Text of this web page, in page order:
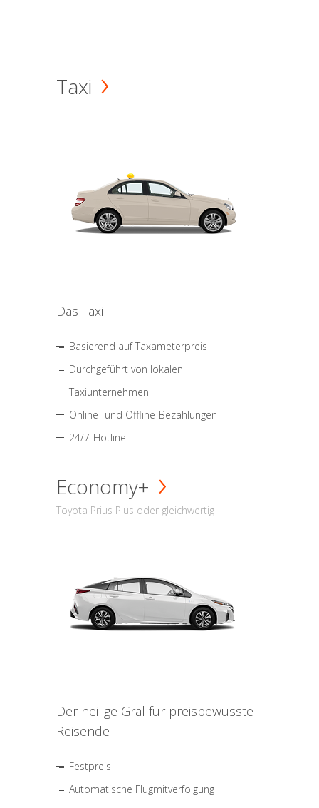
Taxi
Das Taxi
Basierend auf Taxameterpreis
Durchgeführt von lokalen
Taxiunternehmen
Online- und Offline-Bezahlungen
24/7-Hotline
Economy+
Toyota Prius Plus oder gleichwertig
Der heilige Gral für preisbewusste
Reisende
Festpreis
Automatische Flugmitverfolgung